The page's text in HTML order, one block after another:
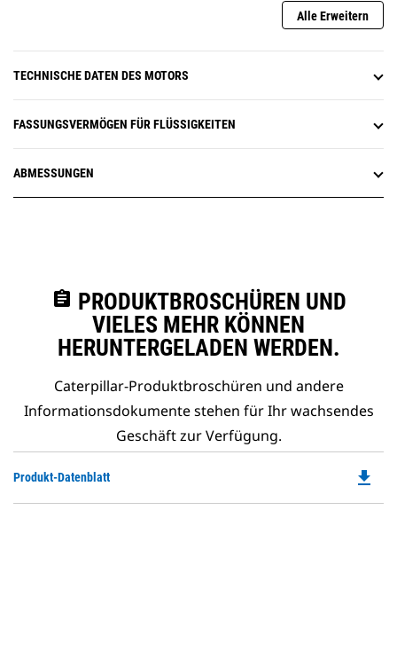
Alle Erweitern
TECHNISCHE DATEN DES MOTORS
FASSUNGSVERMÖGEN FÜR FLÜSSIGKEITEN
ABMESSUNGEN
assignment PRODUKTBROSCHÜREN UND
VIELES MEHR KÖNNEN
HERUNTERGELADEN WERDEN.
Caterpillar-Produktbroschüren und andere
Informationsdokumente stehen für Ihr wachsendes
Geschäft zur Verfügung.
Produkt-Datenblatt file_download